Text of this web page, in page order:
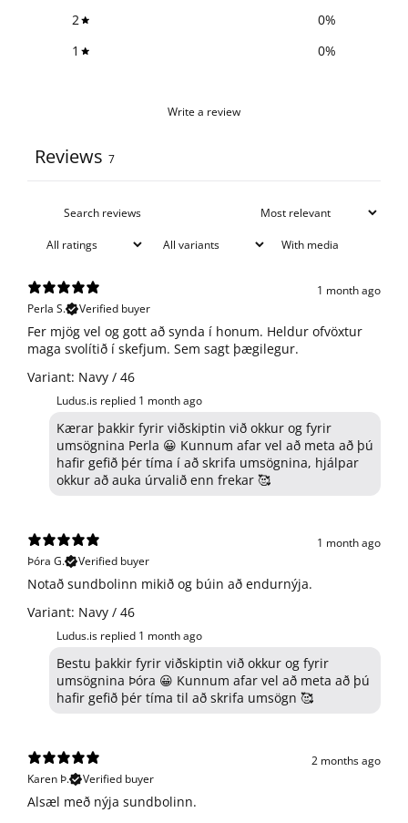
2
0%
1
0%
Write a review
Reviews 7
With media
1 month ago
Perla S.
Verified buyer
​Fer mjög vel og gott að synda í honum. Heldur ofvöxtur
maga svolítið í skefjum. Sem sagt þægilegur.
Variant: Navy / 46
Ludus.is replied 1 month ago
Kærar þakkir fyrir viðskiptin við okkur og fyrir
umsögnina Perla 😀 Kunnum afar vel að meta að þú
hafir gefið þér tíma í að skrifa umsögnina, hjálpar
okkur að auka úrvalið enn frekar 🥰
1 month ago
Þóra G.
Verified buyer
Notað sundbolinn mikið og búin að endurnýja.
Variant: Navy / 46
Ludus.is replied 1 month ago
Bestu þakkir fyrir viðskiptin við okkur og fyrir
umsögnina Þóra 😀 Kunnum afar vel að meta að þú
hafir gefið þér tíma til að skrifa umsögn 🥰
2 months ago
Karen Þ.
Verified buyer
Alsæl með nýja sundbolinn.